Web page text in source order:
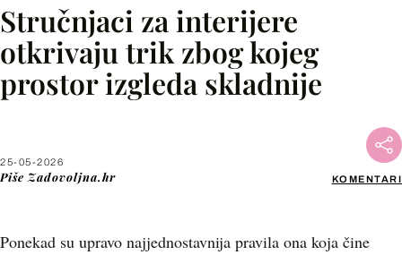
Stručnjaci za interijere
otkrivaju trik zbog kojeg
prostor izgleda skladnije
25-05-2026
Piše Zadovoljna.hr KOMENTARI
Ponekad su upravo najjednostavnija pravila ona koja čine
Facebook
X